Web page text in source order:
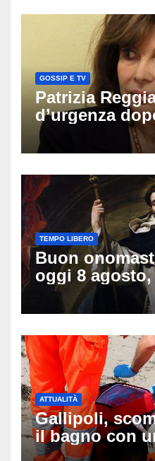
GOSSIP E TV
Patrizia
d’urgenza
vacanza:
Lady Gucci
TEMPO LIBERO
Buon
oggi 8
auguri da
ATTUALITÀ
Gallipoli,
il bagno con
a 19 anni